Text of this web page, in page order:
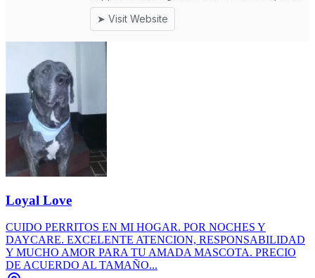
Loyal Love
CUIDO PERRITOS EN MI HOGAR. POR NOCHES Y
DAYCARE. EXCELENTE ATENCION, RESPONSABILIDAD
Y MUCHO AMOR PARA TU AMADA MASCOTA. PRECIO
DE ACUERDO AL TAMAÑO...